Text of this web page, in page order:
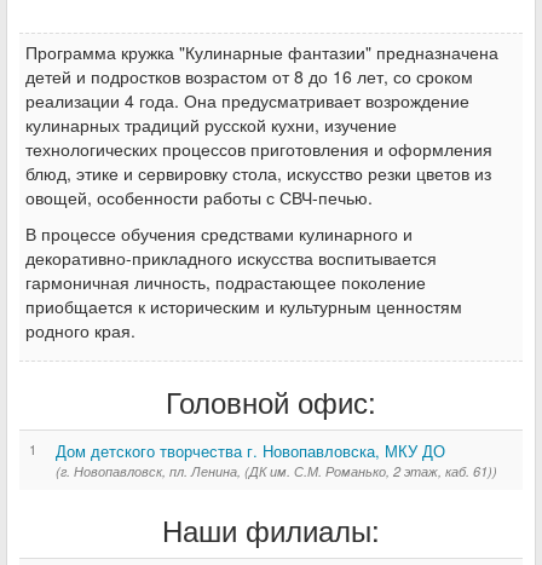
Программа кружка "Кулинарные фантазии" предназначена
детей и подростков возрастом от 8 до 16 лет, со сроком
реализации 4 года. Она предусматривает возрождение
кулинарных традиций русской кухни, изучение
технологических процессов приготовления и оформления
блюд, этике и сервировку стола, искусство резки цветов из
овощей, особенности работы с СВЧ-печью.
В процессе обучения средствами кулинарного и
декоративно-прикладного искусства воспитывается
гармоничная личность, подрастающее поколение
приобщается к историческим и культурным ценностям
родного края.
Головной офис:
1 Дом детского творчества г. Новопавловска, МКУ ДО
(г. Новопавловск, пл. Ленина, (ДК им. С.М. Романько, 2 этаж, каб. 61))
Наши филиалы: